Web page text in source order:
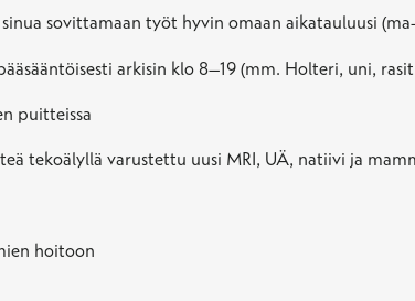
sovittamaan työt hyvin omaan aikatauluusi
arkisin klo 8–19 (mm. Holteri, uni,
puitteissa
tekoälyllä varustettu uusi MRI, UÄ, natiivi ja
hoitoon